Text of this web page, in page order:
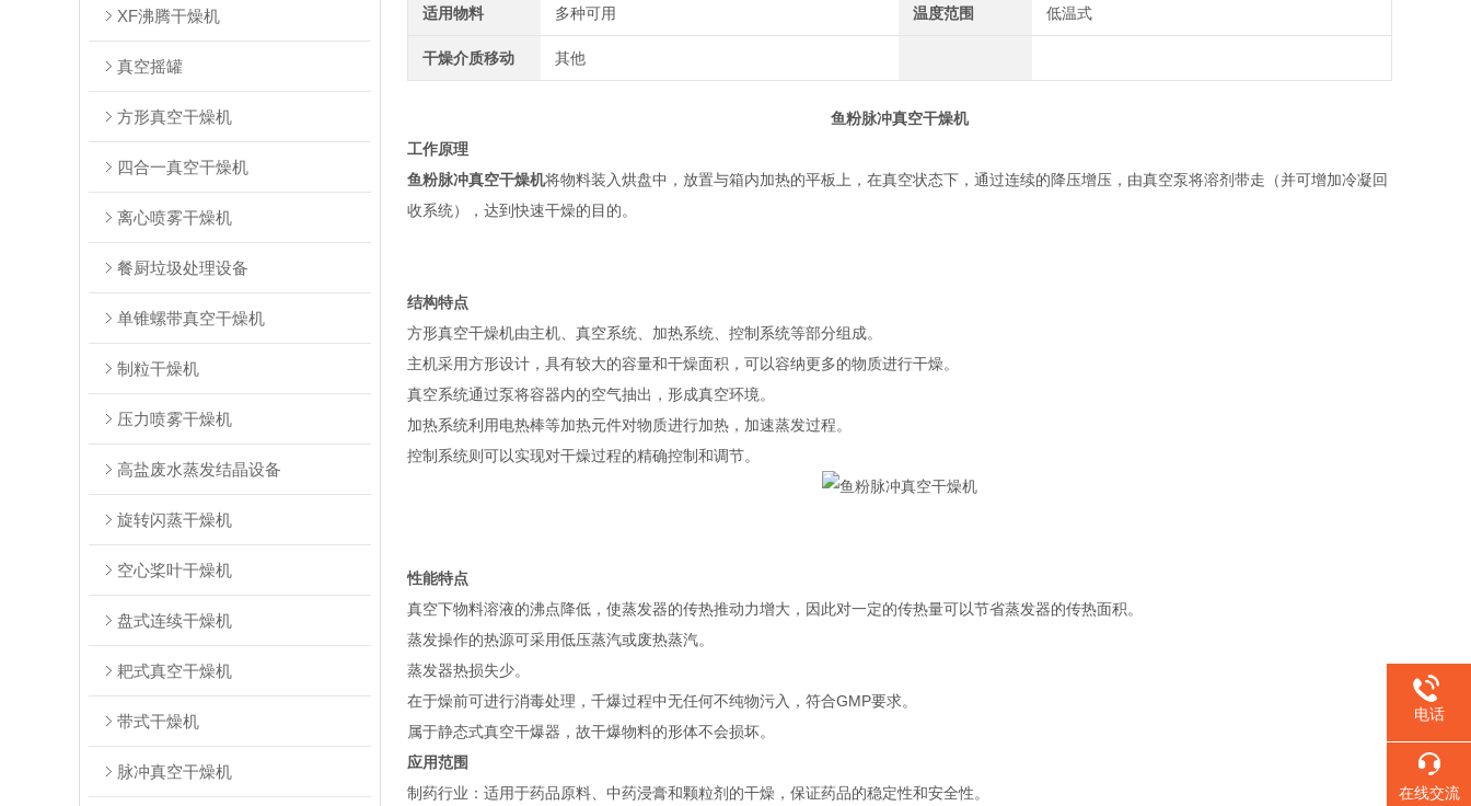
XF沸腾干燥机
真空摇罐
方形真空干燥机
四合一真空干燥机
离心喷雾干燥机
餐厨垃圾处理设备
单锥螺带真空干燥机
制粒干燥机
压力喷雾干燥机
高盐废水蒸发结晶设备
旋转闪蒸干燥机
空心桨叶干燥机
盘式连续干燥机
耙式真空干燥机
带式干燥机
脉冲真空干燥机
适用物料 多种可用 温度范围 低温式
干燥介质移动 其他
鱼粉脉冲真空干燥机
工作原理
鱼粉脉冲真空干燥机将物料装入烘盘中，放置与箱内加热的平板上，在真空状态下，通过连续的降压增压，由真空泵将溶剂带走（并可增加冷凝回
收系统），达到快速干燥的目的。
结构特点
方形真空干燥机由主机、真空系统、加热系统、控制系统等部分组成。
主机采用方形设计，具有较大的容量和干燥面积，可以容纳更多的物质进行干燥。
真空系统通过泵将容器内的空气抽出，形成真空环境。
加热系统利用电热棒等加热元件对物质进行加热，加速蒸发过程。
控制系统则可以实现对干燥过程的精确控制和调节。
性能特点
真空下物料溶液的沸点降低，使蒸发器的传热推动力增大，因此对一定的传热量可以节省蒸发器的传热面积。
蒸发操作的热源可采用低压蒸汽或废热蒸汽。
蒸发器热损失少。
在于燥前可进行消毒处理，千爆过程中无任何不纯物污入，符合GMP要求。
属于静态式真空干爆器，故干爆物料的形体不会损坏。
应用范围
‌制药行业‌：适用于药品原料、中药浸膏和颗粒剂的干燥，保证药品的稳定性和安全性‌。
电话
在线交流